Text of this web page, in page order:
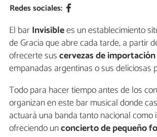
Redes sociales:
El barInvisiblees un establecimiento
de Gracia que abre cada tarde, a partir
ofrecerte suscervezas de importación
empanadas argentinas o sus deliciosas
Todo para hacer tiempo antes de los
organizan en este bar musical donde
actuará una banda tanto nacional como
ofreciendo unconcierto de pequeño